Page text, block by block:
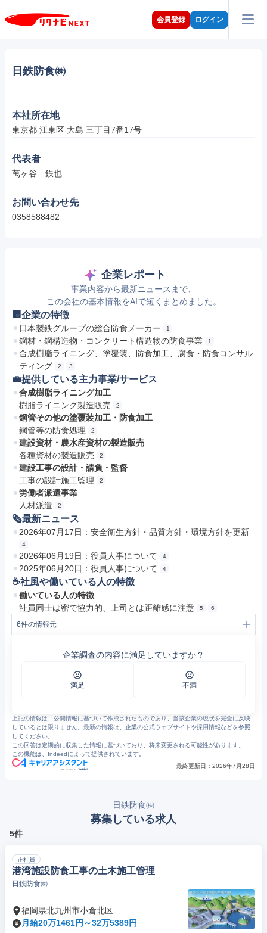
会員登録 ログイン
日鉄防食㈱
本社所在地
東京都 江東区 大島 三丁目7番17号
代表者
萬ヶ谷　鉄也
お問い合わせ先
0358588482
企業レポート
事業内容から最新ニュースまで、
この会社の基本情報をAIで短くまとめました。
🏢企業の特徴
日本製鉄グループの総合防食メーカー 1
鋼材・鋼構造物・コンクリート構造物の防食事業 1
合成樹脂ライニング、塗覆装、防食加工、腐食・防食コンサル
ティング
2 3
💼提供している主力事業/サービス
合成樹脂ライニング加工
樹脂ライニング製造販売
2
鋼管その他の塗覆装加工・防食加工
鋼管等の防食処理
2
建設資材・農水産資材の製造販売
各種資材の製造販売
2
建設工事の設計・請負・監督
工事の設計施工監理
2
労働者派遣事業
人材派遣
2
🗞最新ニュース
2026年07月17日：安全衛生方針・品質方針・環境方針を更新
4
2026年06月19日：役員人事について 4
2025年06月20日：役員人事について 4
☕️社風や働いている人の特徴
働いている人の特徴
社員同士は密で協力的、上司とは距離感に注意
5 6
6件の情報元
日鉄防食株式会社 | 1010601041523 | Gビズインフォ
https://jobtalk.jp/companies/12793/answers
企業調査の内容に満足していますか？
満足 不満
上記の情報は、公開情報に基づいて作成されたものであり、当該企業の現状を完全に反映
しているとは限りません。最新の情報は、企業の公式ウェブサイトや採用情報などを参照
してください。
この回答は定期的に収集した情報に基づいており、将来変更される可能性があります。
この機能は、Indeedによって提供されています。
最終更新日： 2026年7月28日
日鉄防食㈱
募集している求人
5件
正社員
港湾施設防食工事の土木施工管理
日鉄防食㈱
福岡県北九州市小倉北区
月給20万1461円～32万5389円